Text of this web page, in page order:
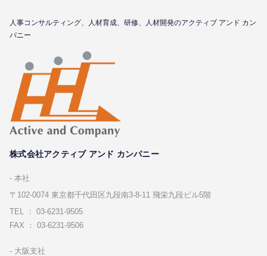
⼈事コンサルティング、⼈材育成、研修、⼈材開発のアクティブ アンド カン
パニー
株式会社アクティブ アンド カンパニー
本社
〒102-0074 東京都千代⽥区九段南3-8-11 飛栄九段ビル5階
TEL ： 03-6231-9505
FAX ： 03-6231-9506
⼤阪⽀社